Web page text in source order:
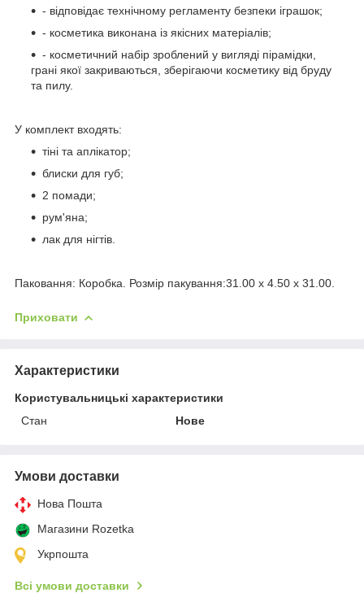
- відповідає технічному регламенту безпеки іграшок;
- косметика виконана із якісних матеріалів;
- косметичний набір зроблений у вигляді пірамідки,
грані якої закриваються, зберігаючи косметику від бруду
та пилу.
У комплект входять:
тіні та аплікатор;
блиски для губ;
2 помади;
рум'яна;
лак для нігтів.
Паковання: Коробка. Розмір пакування:31.00 x 4.50 x 31.00.
Приховати
Характеристики
Користувальницькі характеристики
Стан
Нове
Умови доставки
Нова Пошта
Магазини Rozetka
Укрпошта
Всі умови доставки